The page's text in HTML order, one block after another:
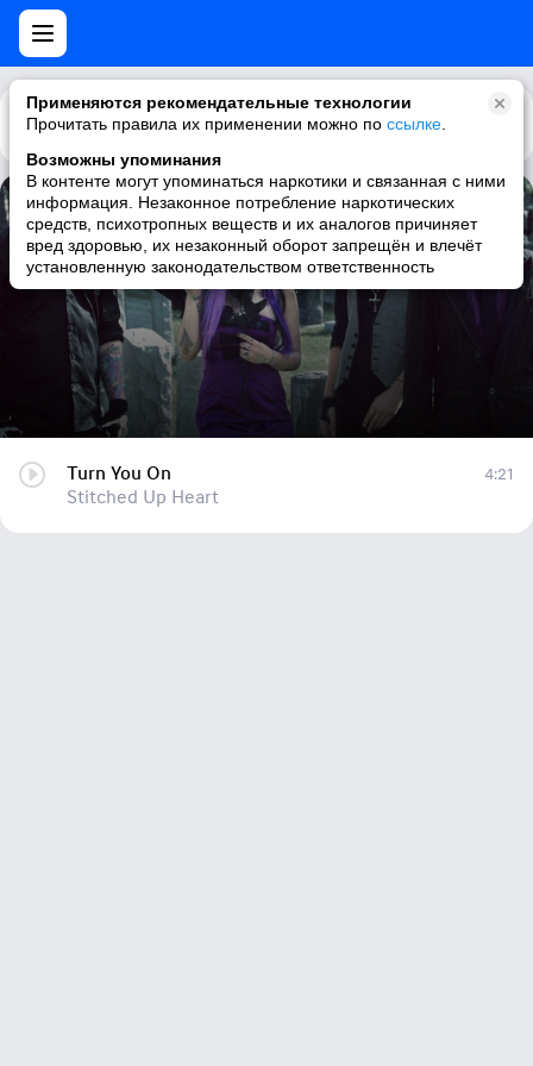
Применяются рекомендательные технологии
Прочитать правила их применении можно по ссылке
Возможны упоминания
В контенте могут упоминаться наркотики и связанная с ними
информация. Незаконное потребление наркотических
средств, психотропных веществ и их аналогов причиняет
вред здоровью, их незаконный оборот запрещён и влечёт
установленную законодательством ответственность
Каталог Рекомендации
Turn You On
Stitched Up Heart
Turn You On
Stitched Up Heart
4:21